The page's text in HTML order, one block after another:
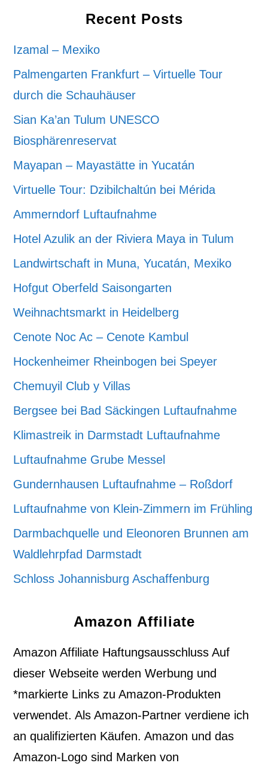
Recent Posts
Izamal – Mexiko
Palmengarten Frankfurt – Virtuelle Tour
durch die Schauhäuser
Sian Ka’an Tulum UNESCO
Biosphärenreservat
Mayapan – Mayastätte in Yucatán
Virtuelle Tour: Dzibilchaltún bei Mérida
Ammerndorf Luftaufnahme
Hotel Azulik an der Riviera Maya in Tulum
Landwirtschaft in Muna, Yucatán, Mexiko
Hofgut Oberfeld Saisongarten
Weihnachtsmarkt in Heidelberg
Cenote Noc Ac – Cenote Kambul
Hockenheimer Rheinbogen bei Speyer
Chemuyil Club y Villas
Bergsee bei Bad Säckingen Luftaufnahme
Klimastreik in Darmstadt Luftaufnahme
Luftaufnahme Grube Messel
Gundernhausen Luftaufnahme – Roßdorf
Luftaufnahme von Klein-Zimmern im Frühling
Darmbachquelle und Eleonoren Brunnen am
Waldlehrpfad Darmstadt
Schloss Johannisburg Aschaffenburg
Amazon Affiliate
Amazon Affiliate Haftungsausschluss Auf
dieser Webseite werden Werbung und
*markierte Links zu Amazon-Produkten
verwendet. Als Amazon-Partner verdiene ich
an qualifizierten Käufen. Amazon und das
Amazon-Logo sind Marken von